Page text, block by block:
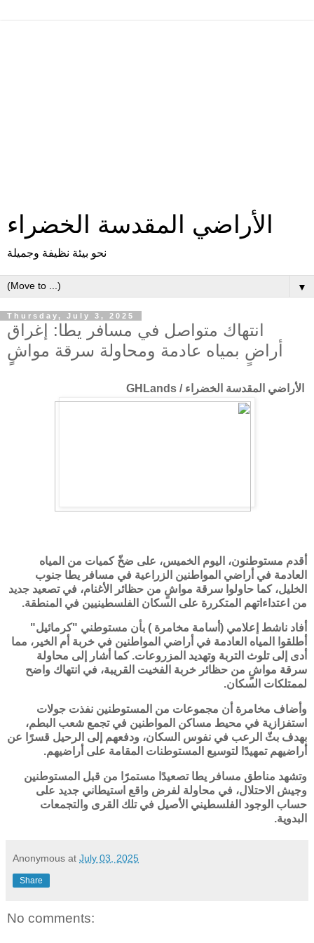
الأراضي المقدسة الخضراء
نحو بيئة نظيفة وجميلة
▼
Thursday, July 3, 2025
انتهاك متواصل في مسافر يطا: إغراق
أراضٍ بمياه عادمة ومحاولة سرقة مواشٍ
الأراضي المقدسة الخضراء / GHLands
أقدم مستوطنون، اليوم الخميس، على ضخّ كميات من المياه
العادمة في أراضي المواطنين الزراعية في مسافر يطا جنوب
الخليل، كما حاولوا سرقة مواشٍ من حظائر الأغنام، في تصعيد جديد
من اعتداءاتهم المتكررة على السكان الفلسطينيين في المنطقة.
أفاد ناشط إعلامي (أسامة مخامرة ) بأن مستوطني "كرمائيل"
أطلقوا المياه العادمة في أراضي المواطنين في خربة أم الخير ، مما
أدى إلى تلوث التربة وتهديد المزروعات. كما أشار إلى محاولة
سرقة مواشٍ من حظائر خربة الفخيت القريبة، في انتهاك واضح
لممتلكات السكان.
وأضاف مخامرة أن مجموعات من المستوطنين نفذت جولات
استفزازية في محيط مساكن المواطنين فيتجمع شعب البطم،
بهدف بثّ الرعب في نفوس السكان، ودفعهم إلى الرحيل قسرًا عن
أراضيهم تمهيدًا لتوسيع المستوطنات المقامة على أراضيهم.
وتشهد مناطق مسافر يطا تصعيدًا مستمرًا من قبل المستوطنين
وجيش الاحتلال، في محاولة لفرض واقع استيطاني جديد على
حساب الوجود الفلسطيني الأصيل في تلك القرى والتجمعات
البدوية.
Anonymous at July 03, 2025
Share
No comments: